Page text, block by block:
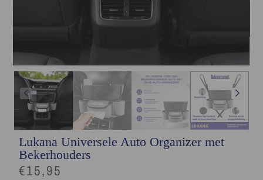
Lukana Universele Auto Organizer met
Bekerhouders
€15,95